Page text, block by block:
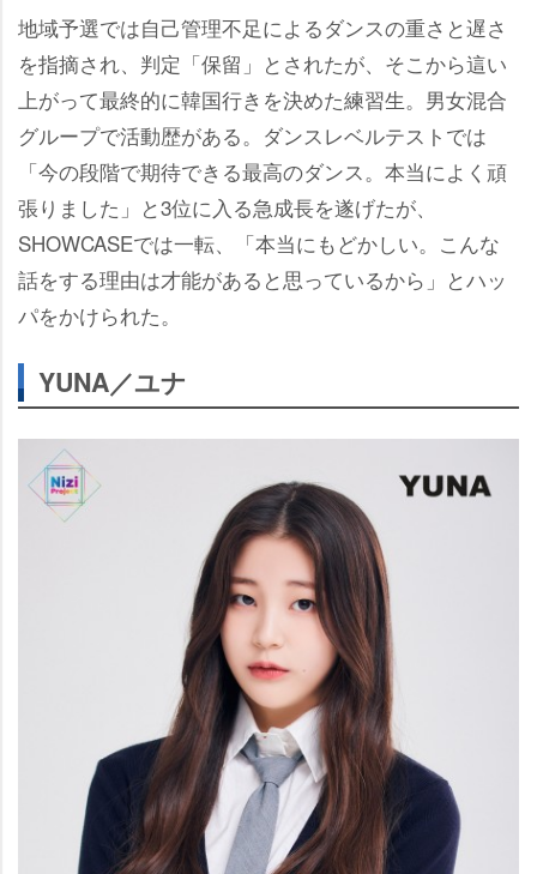
地域予選では自己管理不足によるダンスの重さと遅さ
を指摘され、判定「保留」とされたが、そこから這い
上がって最終的に韓国行きを決めた練習生。男女混合
グループで活動歴がある。ダンスレベルテストでは
「今の段階で期待できる最高のダンス。本当によく頑
張りました」と3位に入る急成長を遂げたが、
SHOWCASEでは一転、「本当にもどかしい。こんな
話をする理由は才能があると思っているから」とハッ
パをかけられた。
YUNA／ユナ